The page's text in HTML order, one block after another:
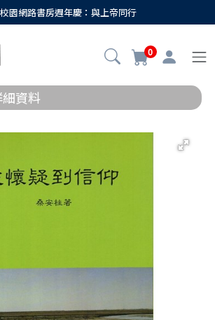
園網路書房週年慶：與上帝同行
0
資料